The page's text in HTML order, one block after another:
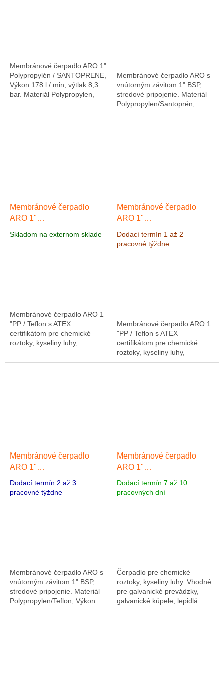
Membránové čerpadlo ARO 1"
Polypropylén / SANTOPRENE,
Výkon 178 l / min, výtlak 8,3
bar. Materiál Polypropylen,
Santopren. Čerpadlo je
Membránové čerpadlo ARO s
vnútorným závitom 1" BSP,
stredové pripojenie. Materiál
Polypropylen/Santoprén,
Výkon 178 l/min, výtlak 8,3 bar
Membránové čerpadlo
ARO 1"
Skladom na externom sklade
Membránové čerpadlo ARO 1
"PP / Teflon s ATEX
certifikátom pre chemické
roztoky, kyseliny luhy,
galvanické kúpele, lepidlá
Membránové čerpadlo
ARO 1"
200 l/min, výtlak 8,3 bar
Dodací termín 1 až 2
pracovné týždne
Membránové čerpadlo ARO 1
"PP / Teflon s ATEX
certifikátom pre chemické
roztoky, kyseliny luhy,
galvanické prevádzky,
Membránové čerpadlo
ARO 1"
200 l/min, výtlak 8,3 bar
Dodací termín 2 až 3
pracovné týždne
Membránové čerpadlo ARO s
vnútorným závitom 1" BSP,
stredové pripojenie. Materiál
Polypropylen/Teflon, Výkon
178 l/min, výtlak 8,3 bar
Membránové čerpadlo
ARO 1"
200 l/min, výtlak 8,3 bar
Dodací termín 7 až 10
pracovných dní
Čerpadlo pre chemické
roztoky, kyseliny luhy. Vhodné
pre galvanické prevádzky,
galvanické kúpele, lepidlá